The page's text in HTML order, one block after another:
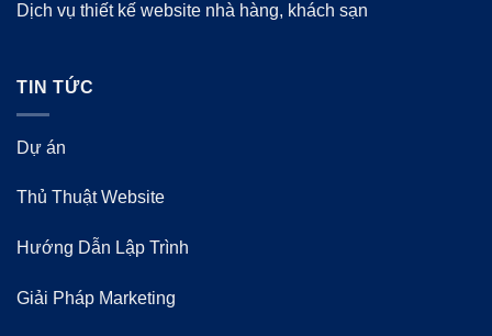
Dịch vụ thiết kế website nhà hàng, khách sạn
TIN TỨC
Dự án
Thủ Thuật Website
Hướng Dẫn Lập Trình
Giải Pháp Marketing